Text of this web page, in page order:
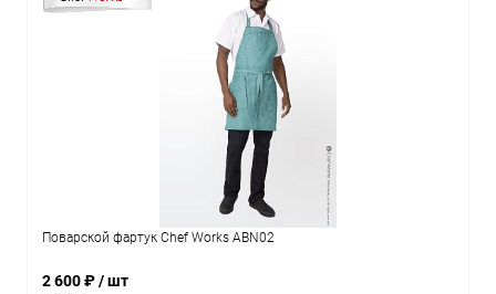
Поварской фартук Chef Works ABN02
2 600 ₽/ шт